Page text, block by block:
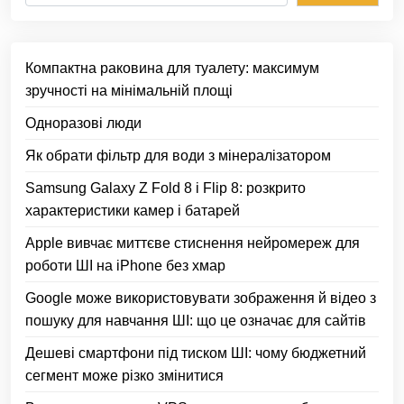
Компактна раковина для туалету: максимум
зручності на мінімальній площі
Одноразові люди
Як обрати фільтр для води з мінералізатором
Samsung Galaxy Z Fold 8 і Flip 8: розкрито
характеристики камер і батарей
Apple вивчає миттєве стиснення нейромереж для
роботи ШІ на iPhone без хмар
Google може використовувати зображення й відео з
пошуку для навчання ШІ: що це означає для сайтів
Дешеві смартфони під тиском ШІ: чому бюджетний
сегмент може різко змінитися